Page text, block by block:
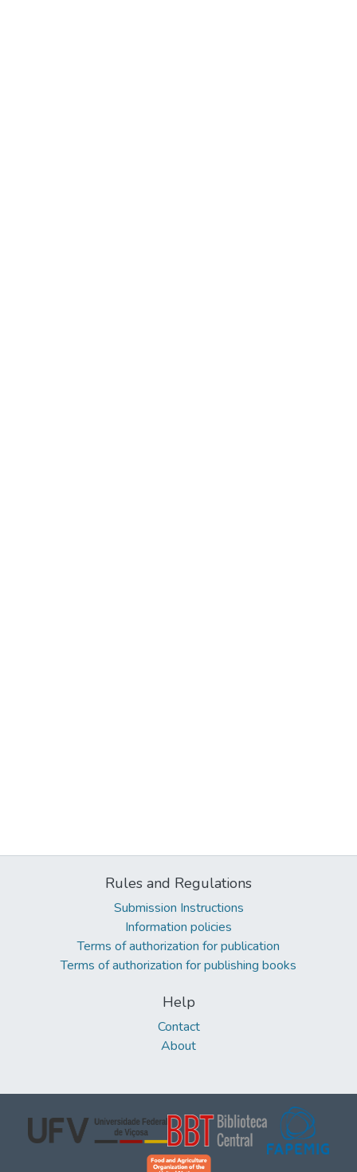
Rules and Regulations
Submission Instructions
Information policies
Terms of authorization for publication
Terms of authorization for publishing books
Help
Contact
About